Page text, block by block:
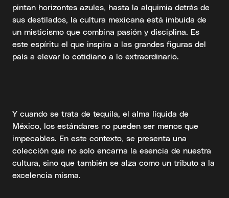
pintan horizontes azules, hasta la alquimia detrás de
sus destilados, la cultura mexicana está imbuida de
un misticismo que combina pasión y disciplina. Es
este espíritu el que inspira a las grandes figuras del
país a elevar lo cotidiano a lo extraordinario.
Y cuando se trata de tequila, el alma líquida de
México, los estándares no pueden ser menos que
impecables. En este contexto, se presenta una
colección que no solo encarna la esencia de nuestra
cultura, sino que también se alza como un tributo a la
excelencia misma.